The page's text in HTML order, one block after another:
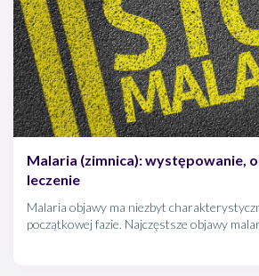
Malaria (zimnica): występowanie,
leczenie
Malaria objawy ma niezbyt
początkowej fazie. Najczęstsze objawy
dniach choroby to dreszcze i uczucie